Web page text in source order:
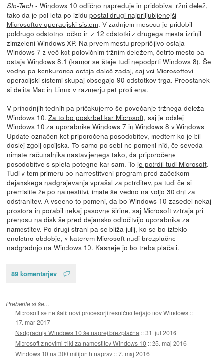
Slo-Tech - Windows 10 odlično napreduje in pridobiva tržni delež,
tako da je pol leta po izidu postal drugi najpriljubljenejši
Microsoftov operacijski sistem. V zadnjem mesecu je pridobil
poldrugo odstotno točko in z 12 odstotki z drugega mesta izrinil
zimzeleni Windows XP. Na prvem mestu prepričljivo ostaja
Windows 7 z več kot polovičnim tržnim deležem, četrto mesto pa
ostaja Windows 8.1 (kamor se šteje tudi nepodprti Windows 8). Še
vedno pa konkurenca ostaja daleč zadaj, saj vsi Microsoftovi
operacijski sistemi skupaj obsegajo 90 odstotkov trga. Preostanek
si delita Mac in Linux v razmerju pet proti ena.
V prihodnjih tednih pa pričakujemo še povečanje tržnega deleža
Windows 10. Za to bo poskrbel kar Microsoft, saj je odslej
Windows 10 za uporabnike Windows 7 in Windows 8 v Windows
Update označen kot priporočena posodobitev, medtem ko je bil
doslej zgolj opcijska. To samo po sebi ne pomeni nič, če seveda
nimate računalnika nastavljenega tako, da priporočene
posodobitve s spleta potegne kar sam. To je potrdil tudi Microsoft.
Tudi v tem primeru bo namestitveni program pred začetkom
dejanskega nadgrajevanja vprašal za potrditev, pa tudi če si
premislite že po namestitvi, imate še vedno na voljo 30 dni za
odstranitev. A vseeno to pomeni, da bo Windows 10 zasedel nekaj
prostora in porabil nekaj pasovne širine, saj Microsoft vztraja pri
prenosu na disk še pred dejansko odločitvijo uporabnika za
namestitev. Po drugi strani pa se bliža julij, ko se bo izteklo
enoletno obdobje, v katerem Microsoft nudi brezplačno
nadgradnjo na Windows 10. Kasneje jo bo treba plačati.
89 komentarjev
Preberite si še…
Microsoft se ne šali: novi procesorji resnično terjajo nov Windows ::
17. mar 2017
Nadgradnja Windows 10 še naprej brezplačna ::31. jul 2016
Microsoft z novimi triki za namestitev Windows 10 ::25. maj 2016
Windows 10 na 300 milijonih naprav ::7. maj 2016